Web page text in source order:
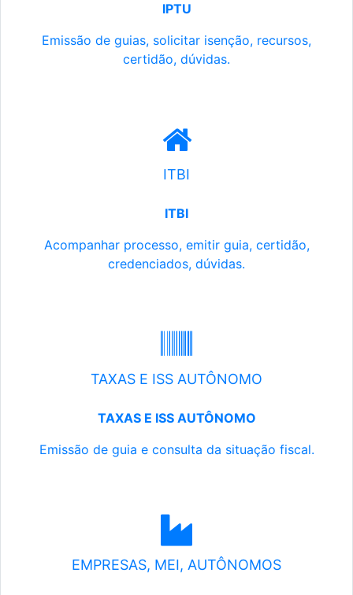
IPTU
Emissão de guias, solicitar isenção, recursos,
certidão, dúvidas.
ITBI
ITBI
Acompanhar processo, emitir guia, certidão,
credenciados, dúvidas.
TAXAS E ISS AUTÔNOMO
TAXAS E ISS AUTÔNOMO
Emissão de guia e consulta da situação fiscal.
EMPRESAS, MEI, AUTÔNOMOS